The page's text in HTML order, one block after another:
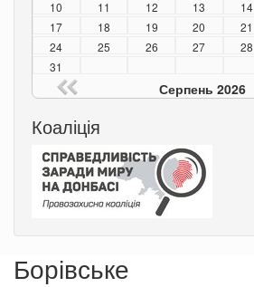
10
11 12 13 14
17
18 19 20 21
24
25 26 27 28
31
Серпень 2026
Коаліція
Борівське